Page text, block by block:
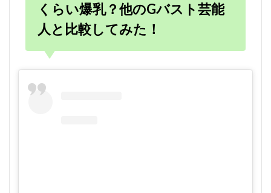
くらい爆乳？他のGバスト芸能
人と比較してみた！